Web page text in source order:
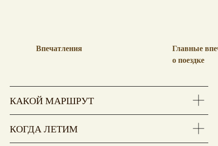
Впечатления
Главные
о поездке
КАКОЙ МАРШРУТ
КОГДА ЛЕТИМ